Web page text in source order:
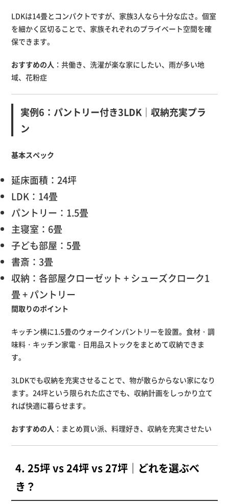
LDKは14畳とコンパクトですが、家族3人なら十分な広さ。個室
を細かく区切ることで、家族それぞれのプライベート空間を確
保できます。
おすすめの人 ：共働き、洗濯が楽な家にしたい、雨が多い地
域、花粉症
実例6：パントリー付き3LDK｜収納充実プラ
ン
基本スペック
延床面積：24坪
LDK：14畳
パントリー：1.5畳
主寝室：6畳
子ども部屋：5畳
書斎：3畳
収納：各部屋クローゼット + シューズクローク1
畳 + パントリー
間取りのポイント
キッチン横に1.5畳のウォークインパントリーを設置。食材・調
味料・キッチン家電・日用品ストックをまとめて収納できま
す。
3LDKでも収納を充実させることで、物が散らからない家になり
ます。24坪という限られた広さでも、収納計画をしっかり立て
れば快適に暮らせます。
おすすめの人 ：まとめ買い派、料理好き、収納を充実させたい
4. 25坪 vs 24坪 vs 27坪｜どれを選ぶべ
き？